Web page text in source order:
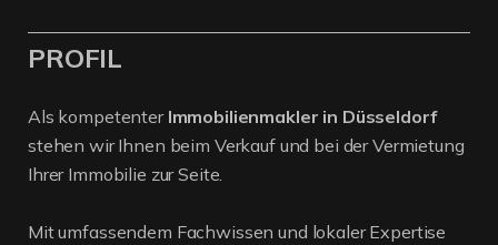
PROFIL
Als kompetenter Immobilienmakler in Düsseldorf
stehen wir Ihnen beim Verkauf und bei der Vermietung
Ihrer Immobilie zur Seite.
Mit umfassendem Fachwissen und lokaler Expertise